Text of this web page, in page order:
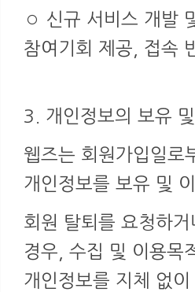
◦ 신규 서비스 개발
참여기회 제공, 접속
3. 개인정보의 보유
웹즈는 회원가입일로
개인정보를 보유 및
회원 탈퇴를 요청하
경우, 수집 및 이용목
개인정보를 지체 없